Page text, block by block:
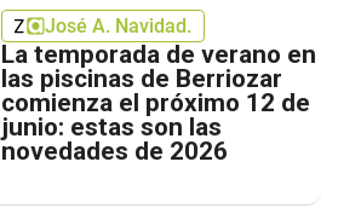
José A. Navidad.
La temporada de verano en
las piscinas de Berriozar
comienza el próximo 12 de
junio: estas son las
novedades de 2026